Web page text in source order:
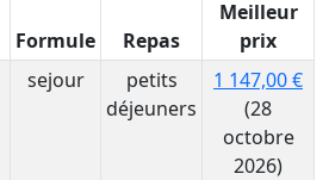
Formule Repas
Meilleur
prix
sejour
petits
déjeuners
1 147,00 €
(28
octobre
2026)